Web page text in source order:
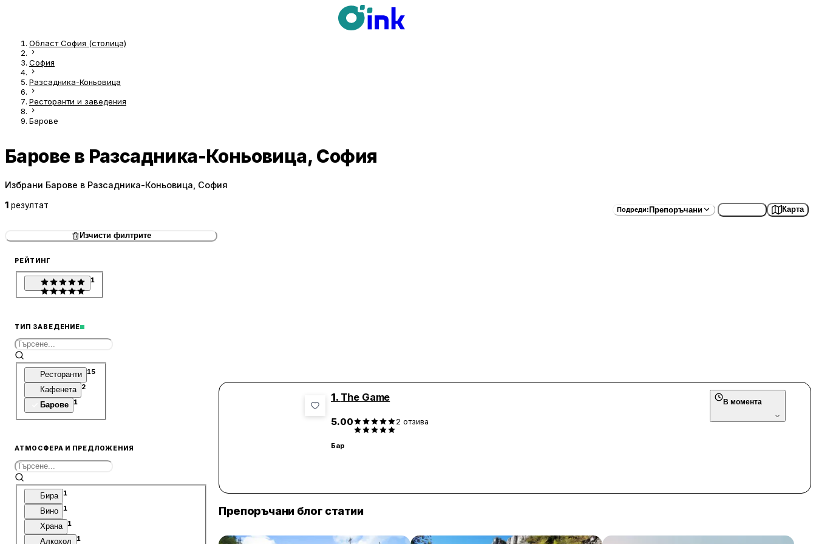
Област София (столица)
София
Разсадника-Коньовица
Ресторанти и заведения
Барове
Барове в Разсадника-Коньовица, София
Избрани Барове в Разсадника-Коньовица, София
1 резултат Подреди:Препоръчани Карта
Изчисти филтрите
РЕЙТИНГ
1
ТИП ЗАВЕДЕНИЕ
Ресторанти 15
Кафенета 2
Барове 1
АТМОСФЕРА И ПРЕДЛОЖЕНИЯ
Бира 1
Вино 1
Храна 1
Алкохол 1
1. The Game
5.00 2 отзива
Бар
В момента
Препоръчани блог статии